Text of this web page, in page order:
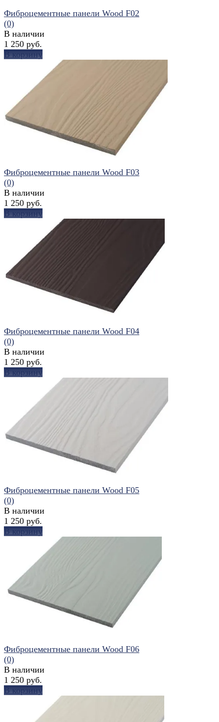
избранное
Фиброцементные панели Wood F02
(0)
В наличии
1 250 руб.
В корзину
избранное сравнить
Фиброцементные панели Wood F03
(0)
В наличии
1 250 руб.
В корзину
избранное сравнить
Фиброцементные панели Wood F04
(0)
В наличии
1 250 руб.
В корзину
избранное
Фиброцементные панели Wood F05
(0)
В наличии
1 250 руб.
В корзину
Фиброцементные панели Wood F06
(0)
В наличии
1 250 руб.
В корзину